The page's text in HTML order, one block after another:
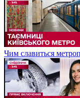
Чим славиться